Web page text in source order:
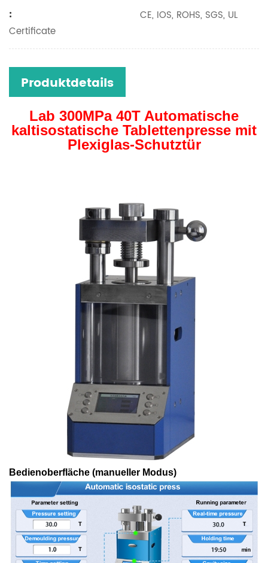
:
CE, IOS, ROHS, SGS, UL
Certificate
Produktdetails
Lab 300MPa 40T Automatische
kaltisostatische Tablettenpresse mit
Plexiglas-Schutztür
Bedienoberfläche (manueller Modus)